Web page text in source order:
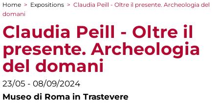
You are here
Home > Expositions > Claudia Peill - Oltre il presente. Archeologia del
domani
Claudia Peill - Oltre il
presente. Archeologia
del domani
23/05 - 08/09/2024
Museo di Roma in Trastevere